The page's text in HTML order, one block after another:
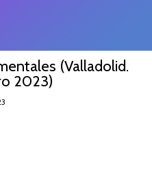
(Valladolid.
2023)